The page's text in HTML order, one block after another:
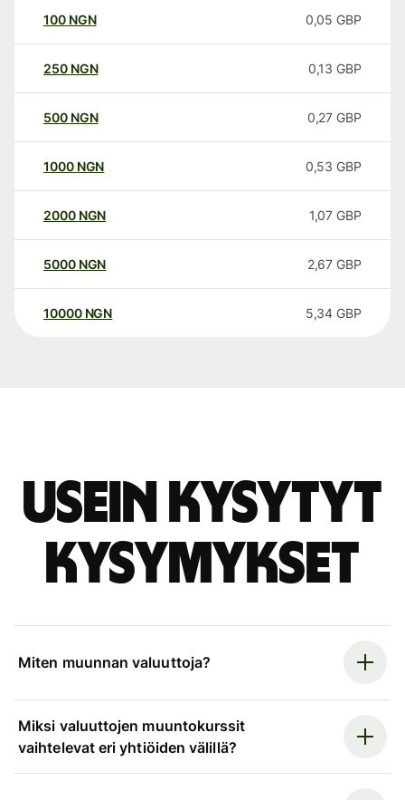
100 NGN 0,05 GBP
250 NGN 0,13 GBP
500 NGN 0,27 GBP
1000 NGN 0,53 GBP
2000 NGN 1,07 GBP
5000 NGN 2,67 GBP
10000 NGN 5,34 GBP
Usein kysytyt
kysymykset
Miten muunnan valuuttoja?
Miksi valuuttojen muuntokurssit
vaihtelevat eri yhtiöiden välillä?